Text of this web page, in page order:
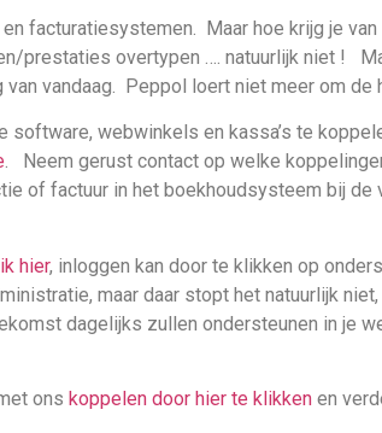
facturatiesystemen. Maar hoe krijg je
overtypen …. natuurlijk niet !
vandaag. Peppol loert niet meer om
software, webwinkels en kassa’s te
. Neem gerust contact op welke
of factuur in het boekhoudsysteem bij
hier, inloggen kan door te klikken op
maar daar stopt het natuurlijk
dagelijks zullen ondersteunen in je
ons koppelen door hier te klikken en